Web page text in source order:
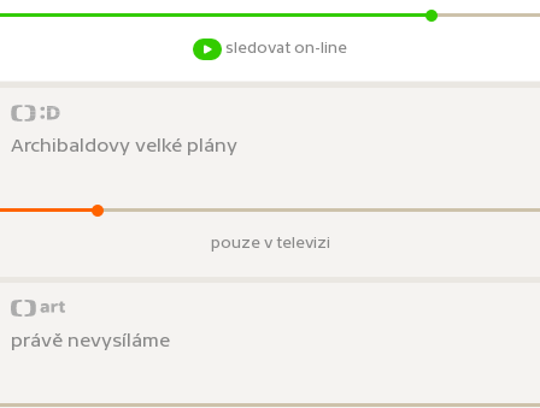
sledovat on-line
Archibaldovy velké plány
pouze v televizi
právě nevysíláme